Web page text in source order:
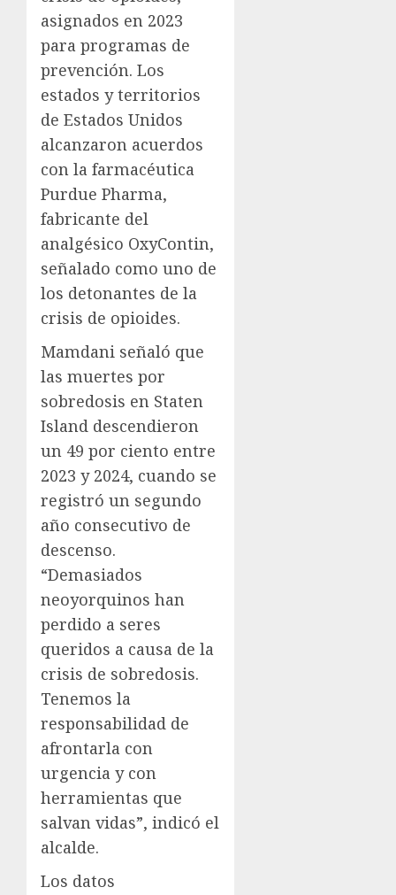
asignados en 2023
para programas de
prevención. Los
estados y territorios
de Estados Unidos
alcanzaron acuerdos
con la farmacéutica
Purdue Pharma,
fabricante del
analgésico OxyContin,
señalado como uno de
los detonantes de la
crisis de opioides.
Mamdani señaló que
las muertes por
sobredosis en Staten
Island descendieron
un 49 por ciento entre
2023 y 2024, cuando se
registró un segundo
año consecutivo de
descenso.
“Demasiados
neoyorquinos han
perdido a seres
queridos a causa de la
crisis de sobredosis.
Tenemos la
responsabilidad de
afrontarla con
urgencia y con
herramientas que
salvan vidas”, indicó el
alcalde.
Los datos